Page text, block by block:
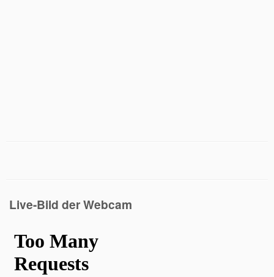
Live-Bild der Webcam